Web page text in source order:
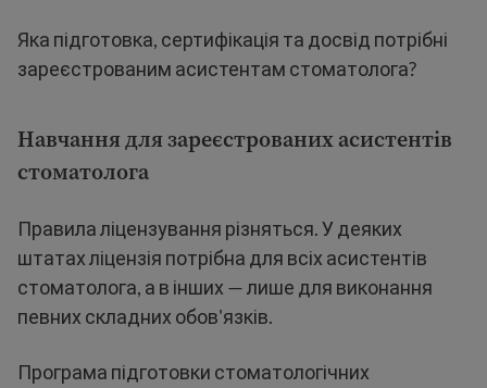
Яка підготовка, сертифікація та досвід потрібні
зареєстрованим асистентам стоматолога?
Навчання для зареєстрованих асистентів
стоматолога
Правила ліцензування різняться. У деяких
штатах ліцензія потрібна для всіх асистентів
стоматолога, а в інших — лише для виконання
певних складних обов'язків.
Програма підготовки стоматологічних